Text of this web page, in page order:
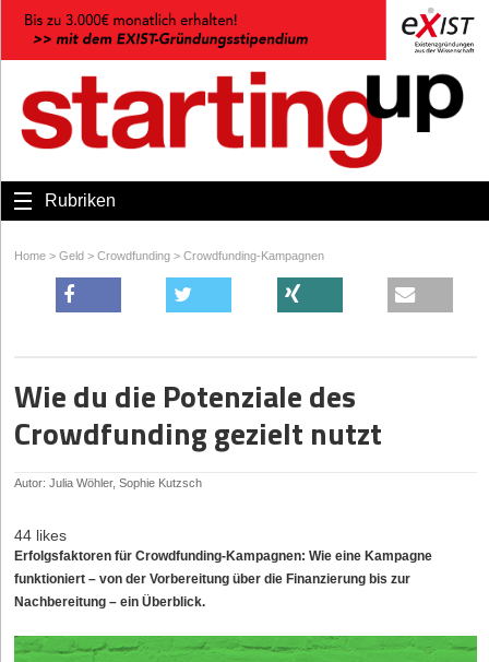
Rubriken
Home > Geld > Crowdfunding > Crowdfunding-Kampagnen
Wie du die Potenziale des
Crowdfunding gezielt nutzt
Autor: Julia Wöhler, Sophie Kutzsch
44 likes
Erfolgsfaktoren für Crowdfunding-Kampagnen: Wie eine Kampagne
funktioniert – von der Vorbereitung über die Finanzierung bis zur
Nachbereitung – ein Überblick.